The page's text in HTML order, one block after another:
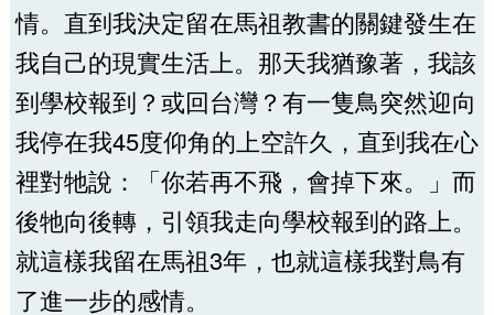
情。直到我決定留在馬祖教書的關鍵發生在
我自己的現實生活上。那天我猶豫著，我該
到學校報到？或回台灣？有一隻鳥突然迎向
我停在我45度仰角的上空許久，直到我在心
裡對牠說：「你若再不飛，會掉下來。」而
後牠向後轉，引領我走向學校報到的路上。
就這樣我留在馬祖3年，也就這樣我對鳥有
了進一步的感情。